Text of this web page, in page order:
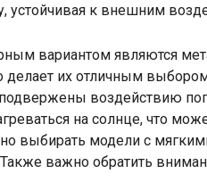
устойчивая к внешним
вариантом являются
делает их отличным
воздействию
на солнце, что
выбирать модели с
важно обратить